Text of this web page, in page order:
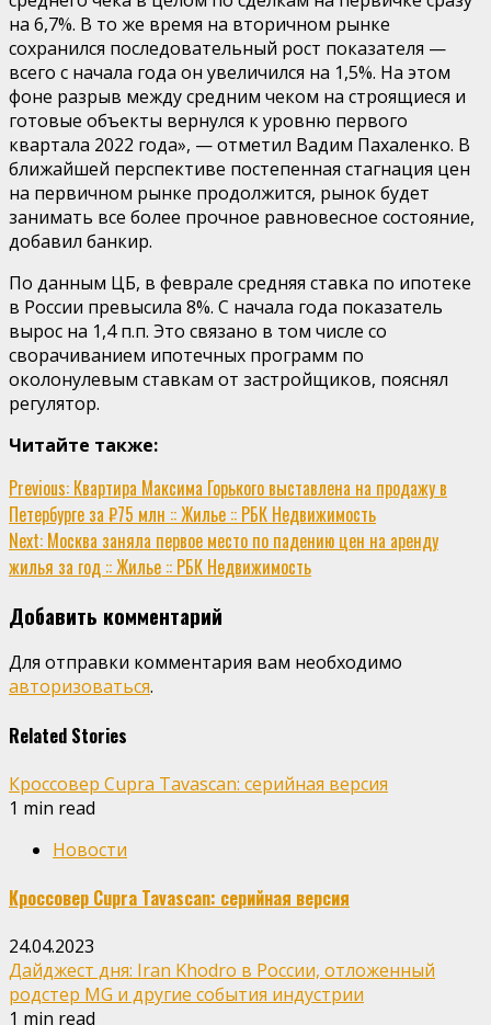
на 6,7%. В то же время на вторичном рынке
сохранился последовательный рост показателя —
всего с начала года он увеличился на 1,5%. На этом
фоне разрыв между средним чеком на строящиеся и
готовые объекты вернулся к уровню первого
квартала 2022 года», — отметил Вадим Пахаленко. В
ближайшей перспективе постепенная стагнация цен
на первичном рынке продолжится, рынок будет
занимать все более прочное равновесное состояние,
добавил банкир.
По данным ЦБ, в феврале средняя ставка по ипотеке
в России превысила 8%. С начала года показатель
вырос на 1,4 п.п. Это связано в том числе со
сворачиванием ипотечных программ по
околонулевым ставкам от застройщиков, пояснял
регулятор.
Читайте также:
Continue
Reading
Previous: Квартира Максима Горького выставлена на продажу в
Петербурге за ₽75 млн :: Жилье :: РБК Недвижимость
Next: Москва заняла первое место по падению цен на аренду
жилья за год :: Жилье :: РБК Недвижимость
Добавить комментарий
Для отправки комментария вам необходимо
авторизоваться.
Related Stories
Кроссовер Cupra Tavascan: серийная версия
1 min read
Новости
Кроссовер Cupra Tavascan: серийная версия
24.04.2023
Дайджест дня: Iran Khodro в России, отложенный
родстер MG и другие события индустрии
1 min read